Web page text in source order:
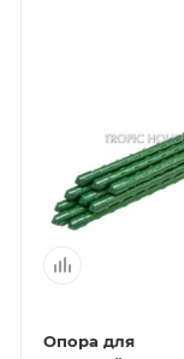
Опора для